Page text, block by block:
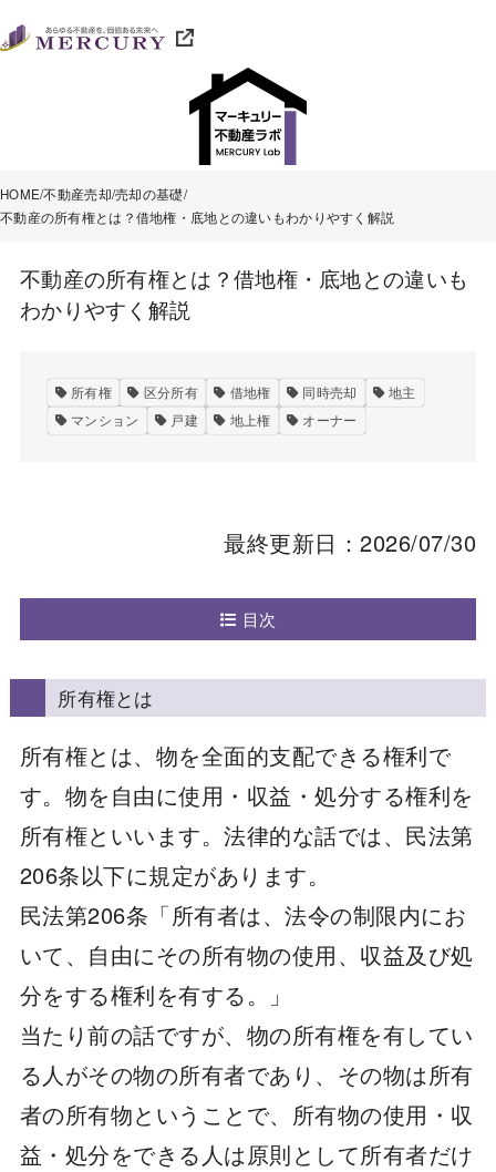
HOME 不動産売却 売却の基礎
不動産の所有権とは？借地権・底地との違いもわかりやすく解説
不動産の所有権とは？借地権・底地との違いも
わかりやすく解説
所有権 区分所有 借地権 同時売却
地主
マンション
戸建 地上権 オーナー
最終更新日：2026/07/30
目次
所有権とは
所有権とは、物を全面的支配できる権利で
す。物を自由に使用・収益・処分する権利を
所有権といいます。法律的な話では、民法第
206条以下に規定があります。
民法第206条「所有者は、法令の制限内にお
いて、自由にその所有物の使用、収益及び処
分をする権利を有する。」
当たり前の話ですが、物の所有権を有してい
る人がその物の所有者であり、その物は所有
者の所有物ということで、所有物の使用・収
益・処分をできる人は原則として所有者だけ